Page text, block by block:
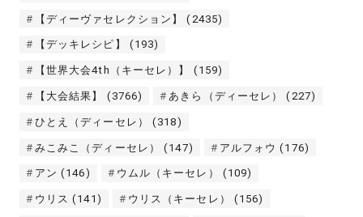
【ディーヴァセレクション】 (2435)
【デッキレシピ】 (193)
【世界大会4th（キーセレ）】 (159)
【大会結果】 (3766) あきら（ディーセレ） (227)
ひとえ（ディーセレ） (318)
みこみこ（ディーセレ） (147) アルフォウ (176)
アン (146) ウムル（キーセレ） (109)
ウリス (141) ウリス（キーセレ） (156)